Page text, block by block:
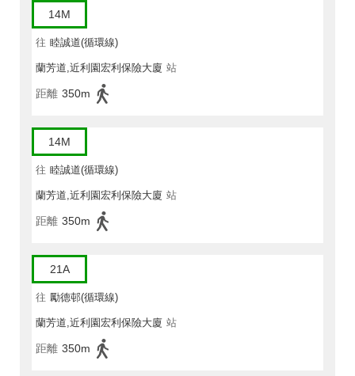
14M
往 睦誠道(循環線)
蘭芳道,近利園宏利保險大廈 站
距離 350m
14M
往 睦誠道(循環線)
蘭芳道,近利園宏利保險大廈 站
距離 350m
21A
往 勵德邨(循環線)
蘭芳道,近利園宏利保險大廈 站
距離 350m